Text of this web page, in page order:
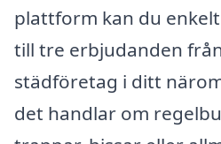
plattform kan du
till tre erbjudanden
städföretag i ditt
det handlar om